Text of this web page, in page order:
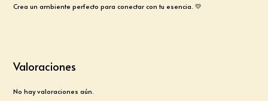
Crea un ambiente perfecto para conectar con tu esencia. 💛
Valoraciones
No hay valoraciones aún.